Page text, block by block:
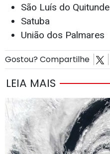
São Luís do Quitunde
Satuba
União dos Palmares
Gostou? Compartilhe
LEIA MAIS